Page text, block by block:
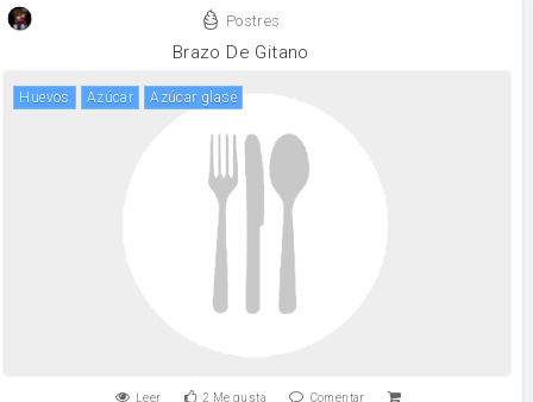
Postres
Brazo De Gitano
huevos Azúcar azúcar glasé
Leer 2 Me gusta Comentar